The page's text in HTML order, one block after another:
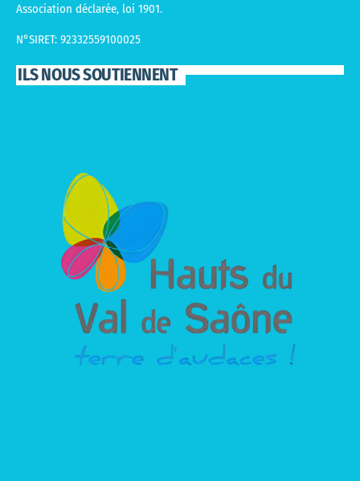
Association déclarée, loi 1901.
N°SIRET: 92332559100025
ILS NOUS SOUTIENNENT